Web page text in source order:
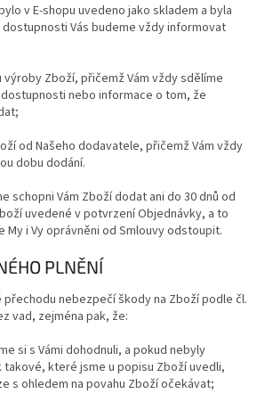
v E-shopu uvedeno jako skladem a byla
Vás budeme vždy informovat
výroby Zboží, přičemž Vám vždy sdělíme
nebo informace o tom, že
od Našeho dodavatele, přičemž Vám vždy
dobu dodání.
schopni Vám Zboží dodat ani do 30 dnů od
uvedené v potvrzení Objednávky, a to
My i Vy oprávněni od Smlouvy odstoupit.
PLNĚNÍ
nebezpečí škody na Zboží podle čl.
vad, zejména pak, že:
si s Vámi dohodnuli, a pokud nebyly
které jsme u popisu Zboží uvedli,
s ohledem na povahu Zboží očekávat;